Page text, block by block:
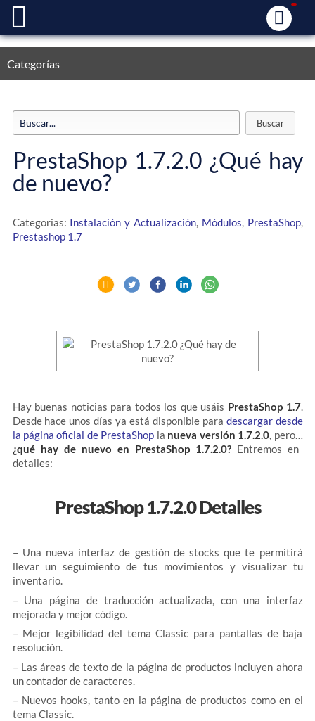
Categorías
PrestaShop 1.7.2.0 ¿Qué hay
de nuevo?
Categorias: Instalación y Actualización, Módulos, PrestaShop,
Prestashop 1.7
Hay buenas noticias para todos los que usáis PrestaShop 1.7.
Desde hace unos días ya está disponible para descargar desde
la página oficial de PrestaShop la nueva versión 1.7.2.0, pero…
¿qué hay de nuevo en PrestaShop 1.7.2.0? Entremos en
detalles:
PrestaShop 1.7.2.0 Detalles
– Una nueva interfaz de gestión de stocks que te permitirá
llevar un seguimiento de tus movimientos y visualizar tu
inventario.
– Una página de traducción actualizada, con una interfaz
mejorada y mejor código.
– Mejor legibilidad del tema Classic para pantallas de baja
resolución.
– Las áreas de texto de la página de productos incluyen ahora
un contador de caracteres.
– Nuevos hooks, tanto en la página de productos como en el
tema Classic.